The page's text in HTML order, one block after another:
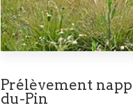
Prélèvement
du-Pin